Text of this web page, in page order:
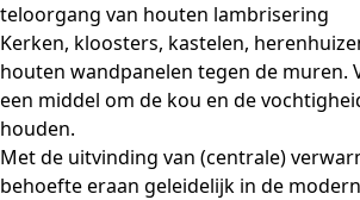
teloorgang van houten lambrisering
Kerken, kloosters, kastelen,
houten wandpanelen tegen de muren.
een middel om de kou en de
houden.
Met de uitvinding van (centrale)
behoefte eraan geleidelijk in de